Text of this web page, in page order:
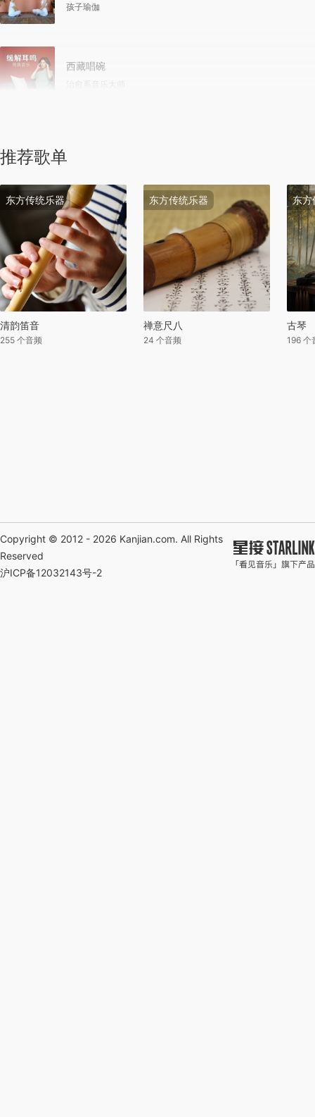
孩子瑜伽
西藏唱碗
推荐歌单
东方传统乐器
清韵笛音
255 个音频
东方传统乐器
禅意尺八
24 个音频
东方
古琴
196 个
Copyright © 2012 - 2026 Kanjian.com. All Rights
Reserved
沪ICP备12032143号-2